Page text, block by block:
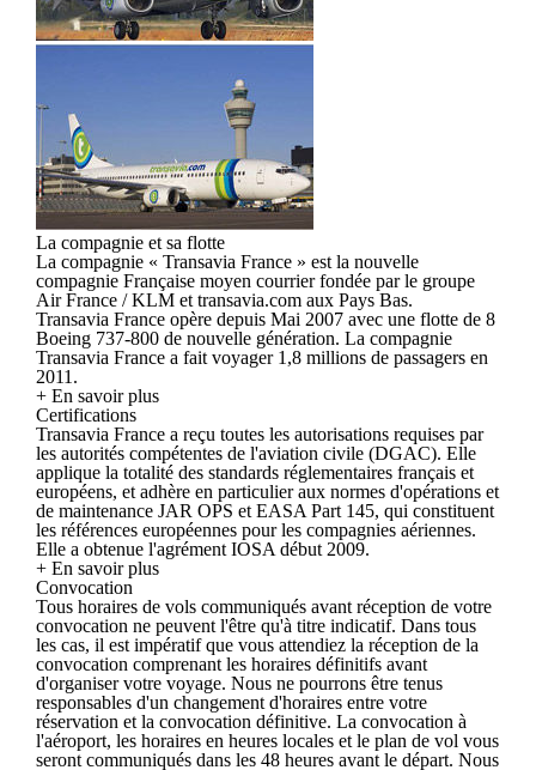
La compagnie et sa flotte
La compagnie « Transavia France » est la nouvelle
compagnie Française moyen courrier fondée par le groupe
Air France / KLM et transavia.com aux Pays Bas.
Transavia France opère depuis Mai 2007 avec une flotte de 8
Boeing 737-800 de nouvelle génération. La compagnie
Transavia France a fait voyager 1,8 millions de passagers en
2011.
+ En savoir plus
Certifications
Transavia France a reçu toutes les autorisations requises par
les autorités compétentes de l'aviation civile (DGAC). Elle
applique la totalité des standards réglementaires français et
européens, et adhère en particulier aux normes d'opérations et
de maintenance JAR OPS et EASA Part 145, qui constituent
les références européennes pour les compagnies aériennes.
Elle a obtenue l'agrément IOSA début 2009.
+ En savoir plus
Convocation
Tous horaires de vols communiqués avant réception de votre
convocation ne peuvent l'être qu'à titre indicatif. Dans tous
les cas, il est impératif que vous attendiez la réception de la
convocation comprenant les horaires définitifs avant
d'organiser votre voyage. Nous ne pourrons être tenus
responsables d'un changement d'horaires entre votre
réservation et la convocation définitive. La convocation à
l'aéroport, les horaires en heures locales et le plan de vol vous
seront communiqués dans les 48 heures avant le départ. Nous